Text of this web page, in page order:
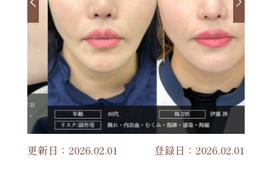
更新日：2026.02.01 登録日：2026.02.01